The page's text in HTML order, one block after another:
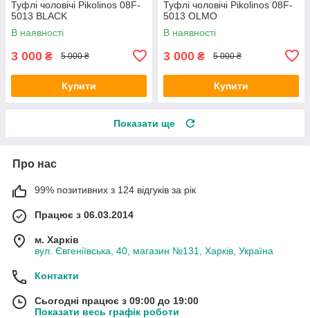
Туфлі чоловічі Pikolinos 08F-
5013 BLACK
В наявності
3 000 ₴ 5 000 ₴
Купити
Туфлі чоловічі Pikolinos 08F-
5013 OLMO
В наявності
3 000 ₴ 5 000 ₴
Купити
Показати ще
Про нас
99% позитивних з 124 відгуків за рік
Працює з 06.03.2014
м. Харків
вул. Євгеніївська, 40, магазин №131, Харків, Україна
Контакти
Сьогодні працює з 09:00 до 19:00
Показати весь графік роботи